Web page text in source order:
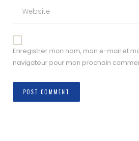
Enregistrer mon nom, mon e-mail et
navigateur pour mon prochain